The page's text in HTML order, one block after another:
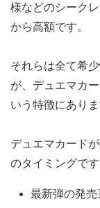
様などのシーク
から高額です。
それらは全て希
が、デュエマカ
いう特徴にありま
デュエマカードが
のタイミングです
最新弾の発売